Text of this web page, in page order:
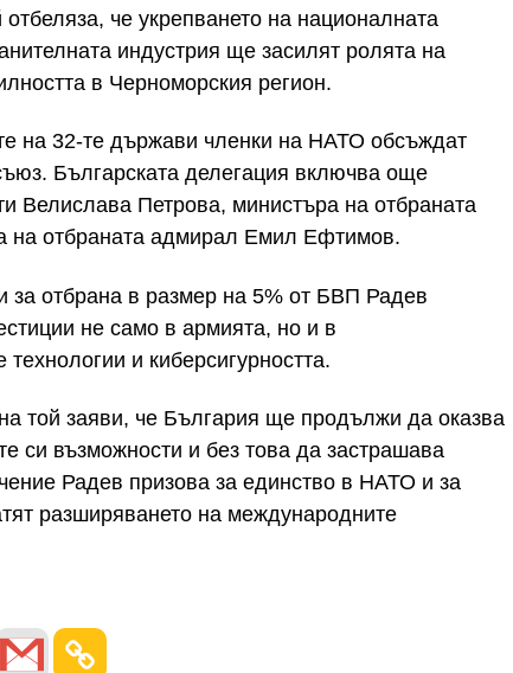
отбеляза, че укрепването на националната
индустрия ще засилят ролята на
в Черноморския регион.
на 32-те държави членки на НАТО обсъждат
Българската делегация включва още
Велислава Петрова, министъра на отбраната
на отбраната адмирал Емил Ефтимов.
за отбрана в размер на 5% от БВП Радев
не само в армията, но и в
и киберсигурността.
той заяви, че България ще продължи да оказва
си възможности и без това да застрашава
Радев призова за единство в НАТО и за
разширяването на международните